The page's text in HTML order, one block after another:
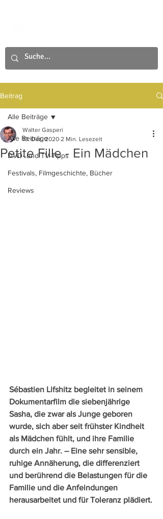
Beitrag
Alle Beiträge
DVD- und TV-Tipps
Festivals, Filmgeschichte, Bücher
Reviews
Alle Beiträge
Petite Fille - Ein Mädchen
Walter Gasperi
10. Dez. 2020 2 Min. Lesezeit
Sébastien Lifshitz begleitet in seinem
Dokumentarfilm die siebenjährige
Sasha, die zwar als Junge geboren
wurde, sich aber seit frühster Kindheit
als Mädchen fühlt, und ihre Familie
durch ein Jahr. – Eine sehr sensible,
ruhige Annäherung, die differenziert
und berührend die Belastungen für die
Familie und die Anfeindungen
herausarbeitet und für Toleranz plädiert.